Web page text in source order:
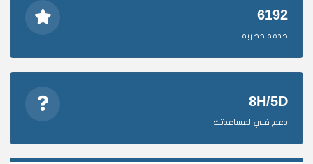
6192
خدمة حصرية
8H/5D
دعم فني لمساعدتك